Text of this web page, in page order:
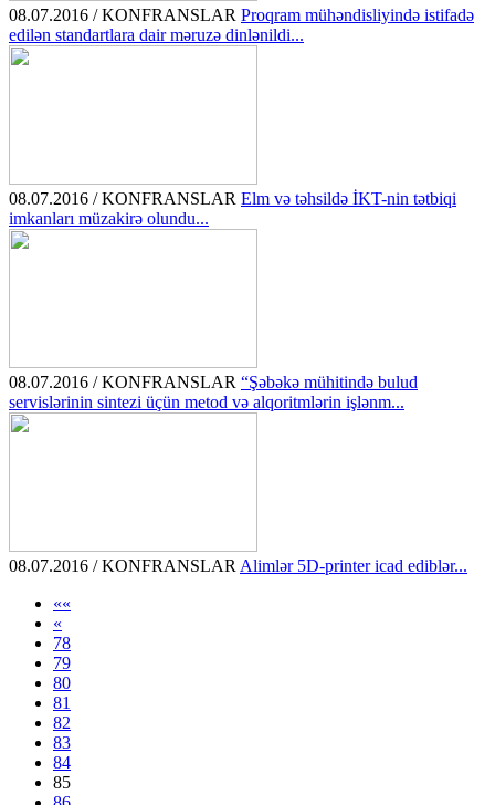
08.07.2016 / KONFRANSLAR Proqram mühəndisliyində istifadə
edilən standartlara dair məruzə dinlənildi...
08.07.2016 / KONFRANSLAR Elm və təhsildə İKT-nin tətbiqi
imkanları müzakirə olundu...
08.07.2016 / KONFRANSLAR “Şəbəkə mühitində bulud
servislərinin sintezi üçün metod və alqoritmlərin işlənm...
08.07.2016 / KONFRANSLAR Alimlər 5D-printer icad ediblər...
««
«
78
79
80
81
82
83
84
85